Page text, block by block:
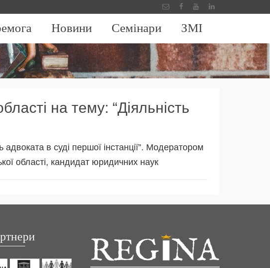
Новини Семінари ЗМІ
на тему: “Діяльність
адвоката в суді першої інстанції”. Модератором
області, кандидат юридичних наук